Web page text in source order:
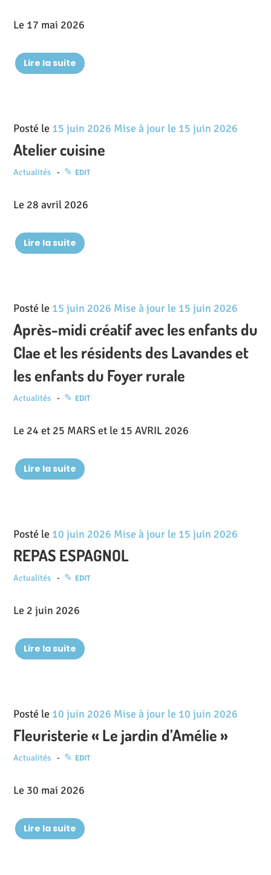
Le 17 mai 2026
Lire la suite
Posté le 15 juin 2026 Mise à jour le 15 juin 2026
Atelier cuisine
Actualités EDIT
Le 28 avril 2026
Lire la suite
Posté le 15 juin 2026 Mise à jour le 15 juin 2026
Après-midi créatif avec les enfants du
Clae et les résidents des Lavandes et
les enfants du Foyer rurale
Actualités EDIT
Le 24 et 25 MARS et le 15 AVRIL 2026
Lire la suite
Posté le 10 juin 2026 Mise à jour le 15 juin 2026
REPAS ESPAGNOL
Actualités EDIT
Le 2 juin 2026
Lire la suite
Posté le 10 juin 2026 Mise à jour le 10 juin 2026
Fleuristerie « Le jardin d’Amélie »
Actualités EDIT
Le 30 mai 2026
Lire la suite